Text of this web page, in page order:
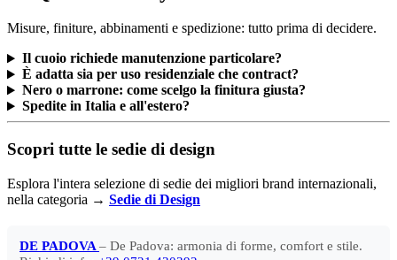
Misure, finiture, abbinamenti e spedizione: tutto prima di decidere.
Il cuoio richiede manutenzione particolare?
È adatta sia per uso residenziale che contract?
Nero o marrone: come scelgo la finitura giusta?
Spedite in Italia e all'estero?
Scopri tutte le sedie di design
Esplora l'intera selezione di sedie dei migliori brand internazionali,
nella categoria → Sedie di Design
DE PADOVA – De Padova: armonia di forme, comfort e stile.